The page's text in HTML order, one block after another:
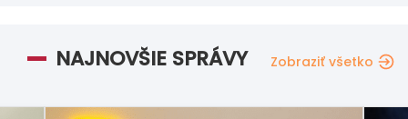
NAJNOVŠIE SPRÁVY Zobraziť všetko